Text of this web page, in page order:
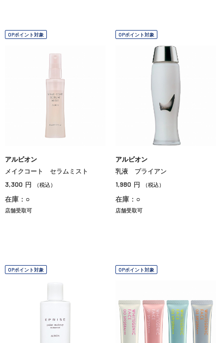
OPポイント対象
アルビオン
メイクコート セラムミスト
3,300 円 （税込）
在庫：○
店舗受取可
OPポイント対象
アルビオン
乳液 プライアン
1,980 円 （税込）
在庫：○
店舗受取可
OPポイント対象 OPポイント対象